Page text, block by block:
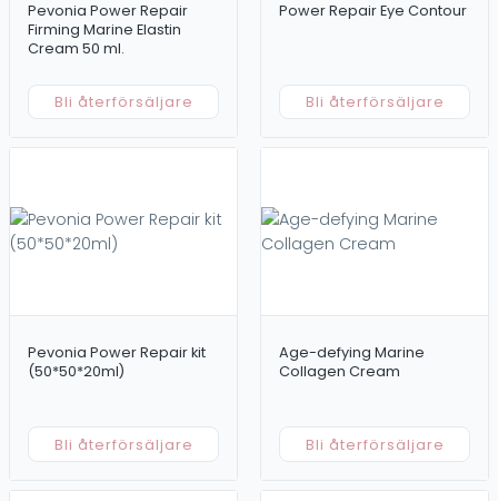
Pevonia Power Repair
Firming Marine Elastin
Cream 50 ml.
Bli återförsäljare
Power Repair Eye Contour
Bli återförsäljare
Pevonia Power Repair kit
(50*50*20ml)
Bli återförsäljare
Age-defying Marine
Collagen Cream
Bli återförsäljare